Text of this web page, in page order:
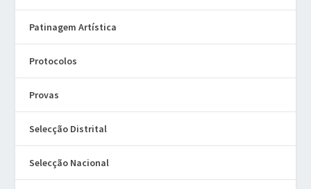
Patinagem Artística
Protocolos
Provas
Selecção Distrital
Selecção Nacional